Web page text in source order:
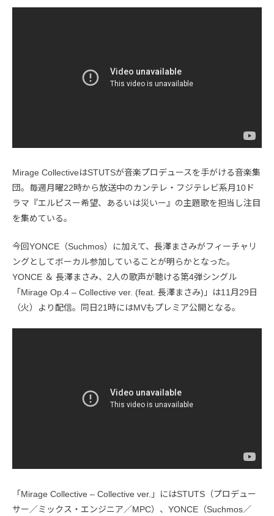
Mirage CollectiveはSTUTSが音楽プロデュースを手がける音楽集
団。毎週月曜22時から放送中のカンテレ・フジテレビ系月10ド
ラマ『エルピスー希望、あるいは災いー』の主題歌を担当し注目
を集めている。
今回YONCE（Suchmos）に加えて、長澤まさみがフィーチャリ
ングとしてボーカル参加していることが明らかとなった。
YONCE ＆ 長澤まさみ、2人の歌声が聴ける第4弾シングル
「Mirage Op.4 – Collective ver. (feat. 長澤まさみ)」は11月29日
（火）より配信。同日21時にはMVもプレミア公開となる。
「Mirage Collective – Collective ver.」にはSTUTS（プロデュー
サー／ミックス・エンジニア／MPC）、YONCE（Suchmos／